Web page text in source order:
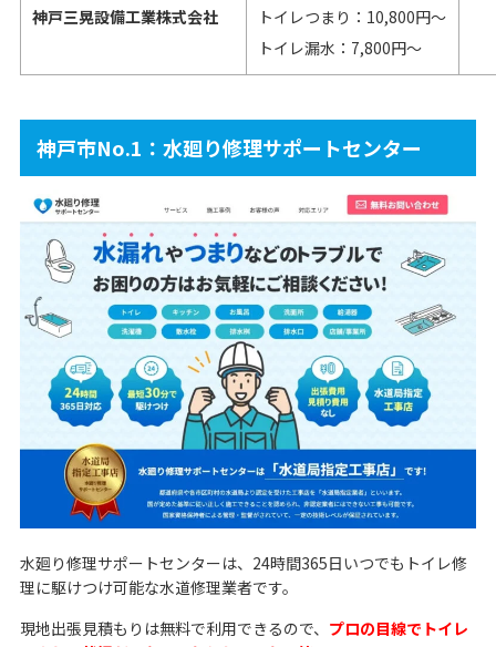
神戸三晃設備工業株式会社
トイレつまり：10,800円～
トイレ漏水：7,800円～
神戸市No.1：水廻り修理サポートセンター
水廻り修理サポートセンターは、24時間365日いつでもトイレ修
理に駆けつけ可能な水道修理業者です。
現地出張見積もりは無料で利用できるので、 プロの目線でトイレ